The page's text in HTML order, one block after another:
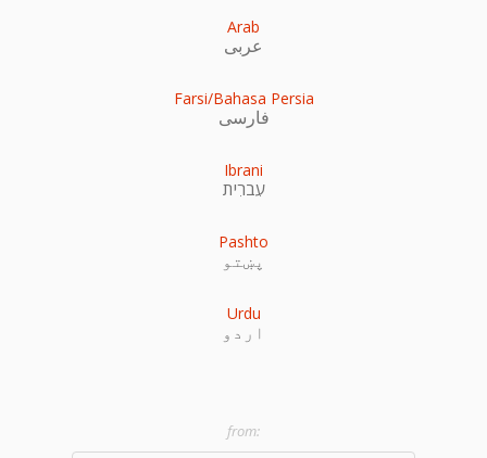
Arab
عربى
Farsi/Bahasa Persia
فارسی
Ibrani
עִברִית
Pashto
پښتو
Urdu
اردو